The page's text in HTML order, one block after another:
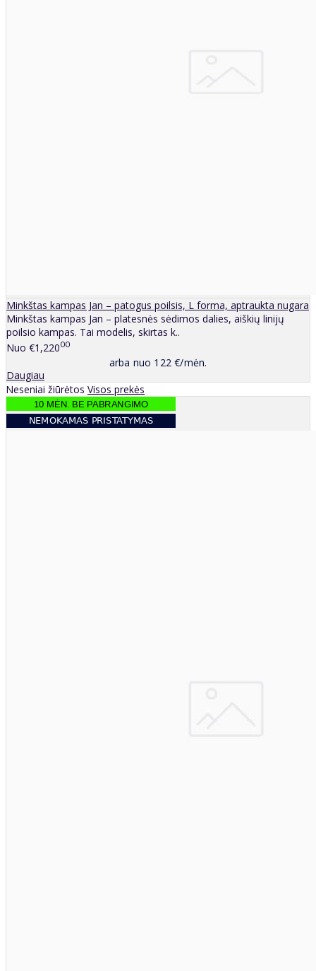
Minkštas kampas Jan – patogus poilsis, L forma, aptraukta nugara
Minkštas kampas Jan – platesnės sėdimos dalies, aiškių linijų
poilsio kampas. Tai modelis, skirtas k..
Nuo €1,22000
arba nuo 122 €/mėn.
Daugiau
Neseniai žiūrėtos Visos prekės